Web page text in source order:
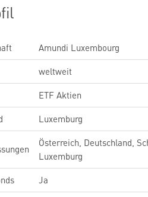
Amundi Luxembourg
weltweit
ETF Aktien
Luxemburg
Österreich, Deutschland,
Luxemburg
Ja